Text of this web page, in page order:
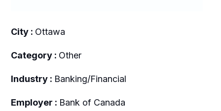
City : Ottawa
Category : Other
Industry : Banking/Financial
Employer : Bank of Canada